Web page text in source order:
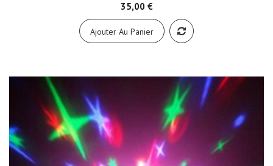
35,00 €
Ajouter Au Panier